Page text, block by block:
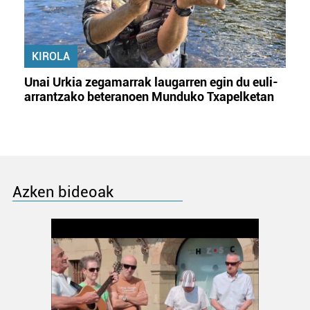
KIROLA
Unai Urkia zegamarrak laugarren egin du euli-
arrantzako beteranoen Munduko Txapelketan
Azken bideoak